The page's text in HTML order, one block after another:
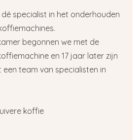
dé specialist in het onderhouden
begonnen we met de
en 17 jaar later zijn
team van specialisten in
koffie